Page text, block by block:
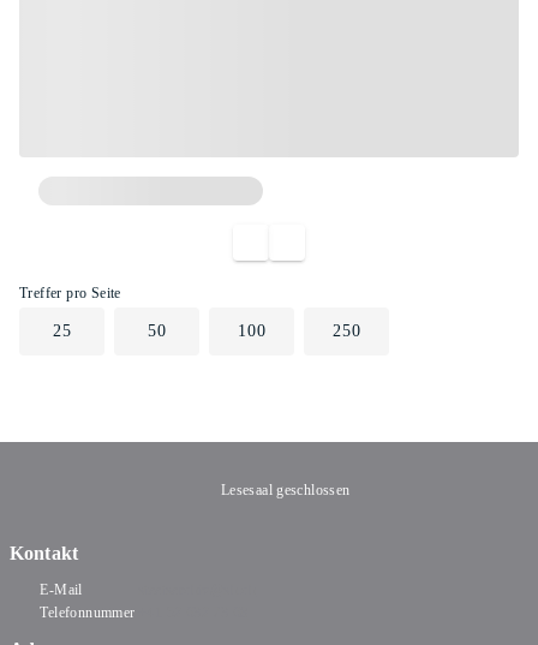
Treffer pro Seite
25 50 100 250
Lesesaal geschlossen
Kontakt
E-Mail
Telefonnummer